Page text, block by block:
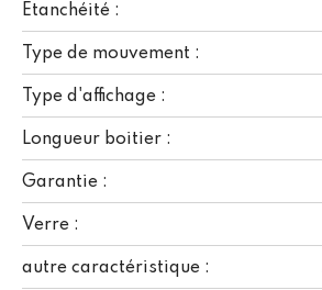
Etanchéité :
Type de mouvement :
Type d'affichage :
Longueur boitier :
Garantie :
Verre :
autre caractéristique :